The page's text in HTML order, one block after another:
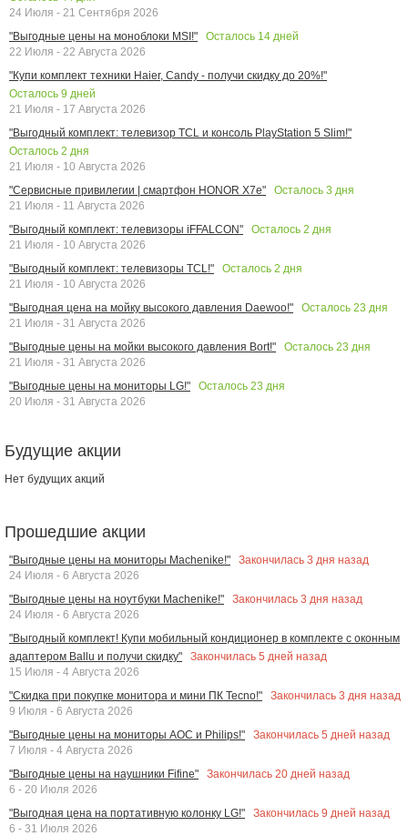
24 Июля - 21 Сентября 2026
"Выгодные цены на моноблоки MSI!"
Осталось 14 дней
22 Июля - 22 Августа 2026
"Купи комплект техники Haier, Candy - получи скидку до 20%!"
Осталось 9 дней
21 Июля - 17 Августа 2026
"Выгодный комплект: телевизор TCL и консоль PlayStation 5 Slim!"
Осталось 2 дня
21 Июля - 10 Августа 2026
"Сервисные привилегии | смартфон HONOR X7e"
Осталось 3 дня
21 Июля - 11 Августа 2026
"Выгодный комплект: телевизоры iFFALCON"
Осталось 2 дня
21 Июля - 10 Августа 2026
"Выгодный комплект: телевизоры TCL!"
Осталось 2 дня
21 Июля - 10 Августа 2026
"Выгодная цена на мойку высокого давления Daewoo!"
Осталось 23 дня
21 Июля - 31 Августа 2026
"Выгодные цены на мойки высокого давления Bort!"
Осталось 23 дня
21 Июля - 31 Августа 2026
"Выгодные цены на мониторы LG!"
Осталось 23 дня
20 Июля - 31 Августа 2026
Будущие акции
Нет будущих акций
Прошедшие акции
"Выгодные цены на мониторы Machenike!" Закончилась 3 дня назад
24 Июля - 6 Августа 2026
"Выгодные цены на ноутбуки Machenike!"
Закончилась 3 дня назад
24 Июля - 6 Августа 2026
"Выгодный комплект! Купи мобильный кондиционер в комплекте с оконным
адаптером Ballu и получи скидку"
Закончилась 5 дней назад
15 Июля - 4 Августа 2026
"Скидка при покупке монитора и мини ПК Tecno!"
Закончилась 3 дня назад
9 Июля - 6 Августа 2026
"Выгодные цены на мониторы AOC и Philips!"
Закончилась 5 дней назад
7 Июля - 4 Августа 2026
"Выгодные цены на наушники Fifine"
Закончилась 20 дней назад
6 - 20 Июля 2026
"Выгодная цена на портативную колонку LG!"
Закончилась 9 дней назад
6 - 31 Июля 2026